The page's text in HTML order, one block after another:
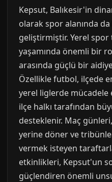
Kepsut, Balıkesir'in
olarak spor alanında
geliştirmiştir. Yerel spor
yaşamında önemli bir
arasında güçlü bir
Özellikle futbol, ilçede
yerel liglerde mücadele
ilçe halkı tarafından
desteklenir. Maç
yerine döner ve
vermek isteyen
etkinlikleri, Kepsut'un
güçlendiren önemli